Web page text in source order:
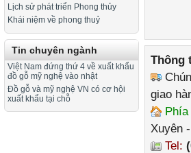
Lịch sử phát triển Phong thủy
Khái niệm về phong thuỷ
Tin chuyên ngành
Việt Nam đứng thứ 4 về xuất khẩu
đồ gỗ mỹ nghệ vào nhật
Đồ gỗ và mỹ nghệ VN có cơ hội
xuất khẩu tại chỗ
Thông
giao
Xuyên
Tel: